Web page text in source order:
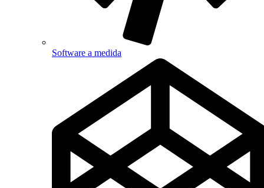
Software a medida